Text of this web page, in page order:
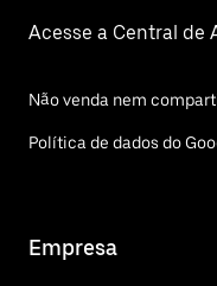
Acesse a Central de
Não venda nem
Política de dados do
Empresa